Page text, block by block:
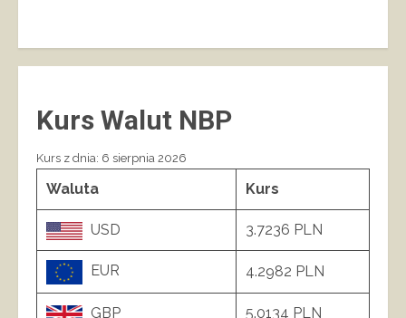
Kurs Walut NBP
Kurs z dnia: 6 sierpnia 2026
Waluta Kurs
USD 3.7236 PLN
EUR 4.2982 PLN
GBP 5.0134 PLN